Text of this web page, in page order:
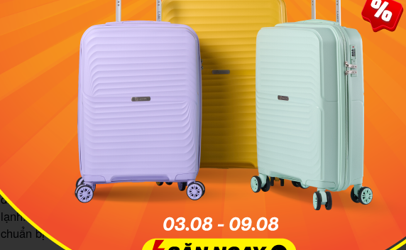
Bạn có thể đến Marina Bay Sands bằng cách đi MRT tới Ga Bayfront
Thời điểm lý tưởng để tham quan Marina Bay
Singapore nói chung có khí hậu tương đối trong lành, mát mẻ, do đó
đến đây vui chơi, tham quan vào bất cứ khoảng thời gian nào
điểm nho nhỏ cần lưu ý đó là từ tháng 11 đến tháng 1 năm sau, thời tiết nơi
lạnh. Nếu chọn
du lịch Singapore, khám phá Marina Bay Sands vào mùa
chuẩn bị thêm quần áo ấm, khăn choàng, v.v.